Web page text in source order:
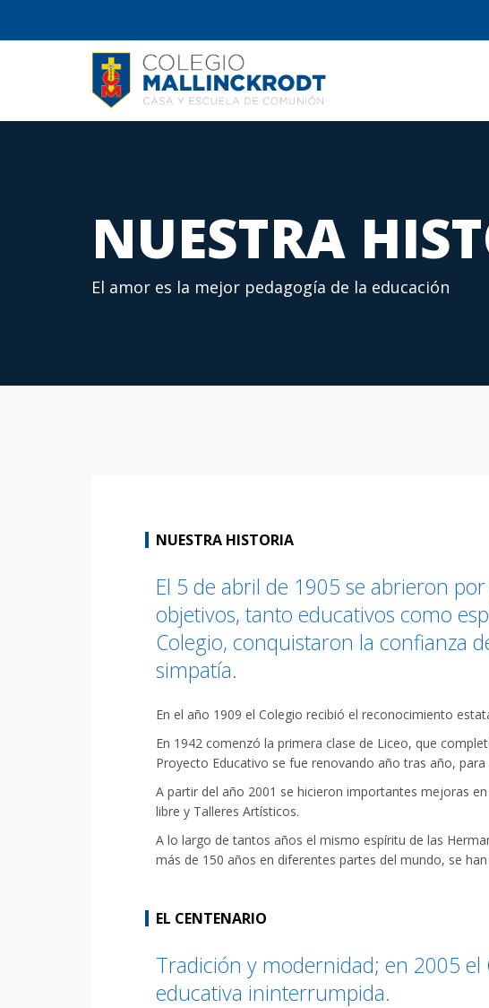
NUESTRA
El amor es la mejor pedagogía de la educación
NUESTRA HISTORIA
El 5 de abril de 1905 se abrieron
objetivos, tanto educativos como
Colegio, conquistaron la confianza
simpatía.
En el año 1909 el Colegio recibió el reconocimiento
En 1942 comenzó la primera clase de Liceo, que
Proyecto Educativo se fue renovando año tras año,
A partir del año 2001 se hicieron importantes mejoras
libre y Talleres Artísticos.
A lo largo de tantos años el mismo espíritu de las
más de 150 años en diferentes partes del mundo, se
EL CENTENARIO
Tradición y modernidad; en 2005
educativa ininterrumpida.